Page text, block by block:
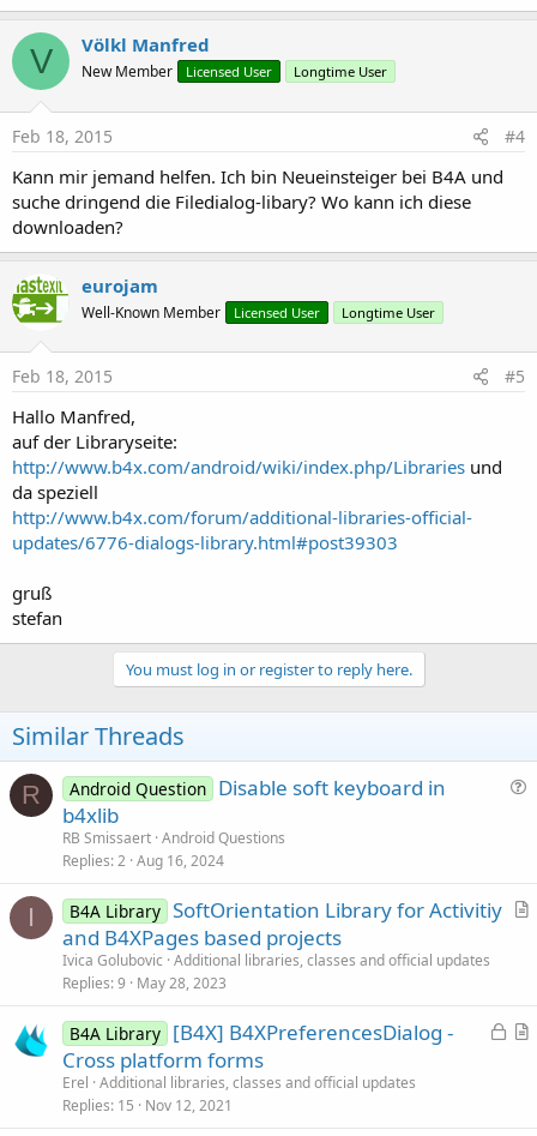
V Völkl Manfred
New Member Licensed User Longtime User
Feb 18, 2015 #4
Kann mir jemand helfen. Ich bin Neueinsteiger bei B4A und
suche dringend die Filedialog-libary? Wo kann ich diese
downloaden?
eurojam
Well-Known Member Licensed User Longtime User
Feb 18, 2015 #5
Hallo Manfred,
auf der Libraryseite:
http://www.b4x.com/android/wiki/index.php/Libraries und
da speziell
http://www.b4x.com/forum/additional-libraries-official-
updates/6776-dialogs-library.html#post39303
gruß
stefan
You must log in or register to reply here.
Similar Threads
R
i
Android Question Disable soft keyboard in
b4xlib
RB Smissaert Android Questions
Replies 2 Aug 16, 2024
I
A
l
B4A Library SoftOrientation Library for Activitiy
and B4XPages based projects
Ivica Golubovic Additional libraries, classes and official updates
Replies 9 May 28, 2023
L
A
B4A Library [B4X] B4XPreferencesDialog -
Cross platform forms
Erel Additional libraries, classes and official updates
Replies 15 Nov 12, 2021